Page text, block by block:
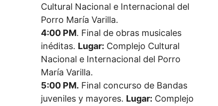
Cultural Nacional e Internacional del
Porro María Varilla.
4:00 PM. Final de obras musicales
inéditas. Lugar: Complejo Cultural
Nacional e Internacional del Porro
María Varilla.
5:00 PM. Final concurso de Bandas
juveniles y mayores. Lugar: Complejo